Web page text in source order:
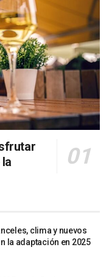
clima y nuevos
la adaptación en 2025